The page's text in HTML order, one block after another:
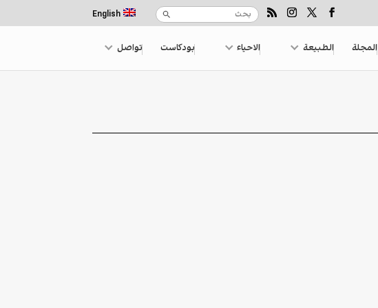
English
المجلة الطبيعة الاحياء بودكاست تواصل